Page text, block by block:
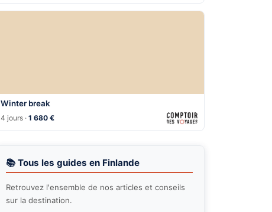
Winter break
4 jours ·1 680 €
📚 Tous les guides en Finlande
Retrouvez l'ensemble de nos articles et conseils
sur la destination.